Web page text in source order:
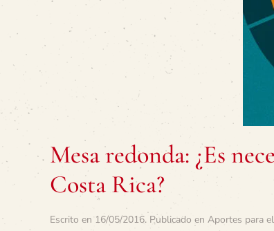
Mesa redonda: ¿Es
Costa Rica?
Escrito en 16/05/2016. Publicado en Aportes para